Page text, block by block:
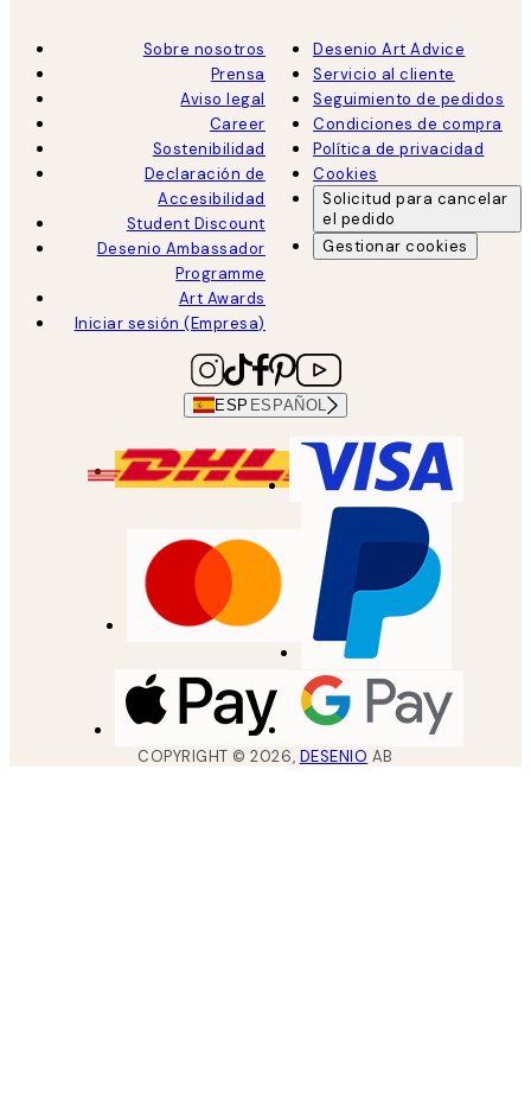
Sobre nosotros
Prensa
Aviso legal
Career
Sostenibilidad
Declaración de
Accesibilidad
Student Discount
Desenio Ambassador
Programme
Art Awards
Iniciar sesión (Empresa)
Desenio Art Advice
Servicio al cliente
Seguimiento de pedidos
Condiciones de compra
Política de privacidad
Cookies
Solicitud para cancelar
el pedido
Gestionar cookies
ESP ESPAÑOL
COPYRIGHT ©2026, DESENIO AB